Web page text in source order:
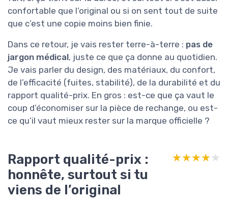
confortable que l’original ou si on sent tout de suite
que c’est une copie moins bien finie.
Dans ce retour, je vais rester terre-à-terre : pas de
jargon médical, juste ce que ça donne au quotidien.
Je vais parler du design, des matériaux, du confort,
de l’efficacité (fuites, stabilité), de la durabilité et du
rapport qualité-prix. En gros : est-ce que ça vaut le
coup d’économiser sur la pièce de rechange, ou est-
ce qu’il vaut mieux rester sur la marque officielle ?
Rapport qualité-prix :
honnête, surtout si tu
viens de l’original
★★★★★
★★★★★